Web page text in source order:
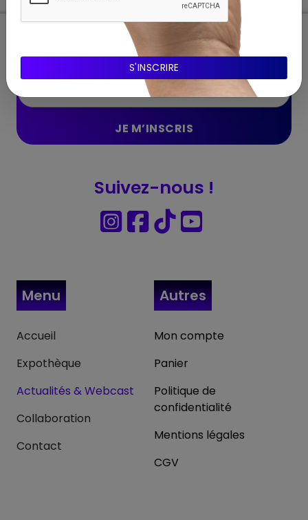
Abonnnez-vous à notre Newsletter
Suivez-nous !
Menu
Accueil
Expothèque
Actualités & Webcast
Collaboration
Contact
Autres
Mon compte
Panier
Politique de
confidentialité
Mentions légales
CGV